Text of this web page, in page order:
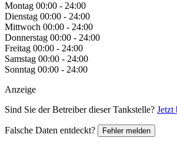
Montag 00:00 - 24:00
Dienstag 00:00 - 24:00
Mittwoch 00:00 - 24:00
Donnerstag 00:00 - 24:00
Freitag 00:00 - 24:00
Samstag 00:00 - 24:00
Sonntag 00:00 - 24:00
Anzeige
Sind Sie der Betreiber dieser Tankstelle? Jetzt
Falsche Daten entdeckt? Fehler melden